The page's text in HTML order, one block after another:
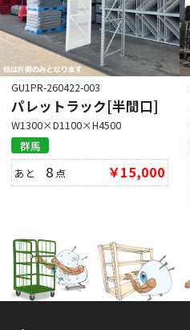
GU1PR-260422-003
パレットラック[半間口]
W1300×D1100×H4500
群馬
あと 8 点 ￥15,000